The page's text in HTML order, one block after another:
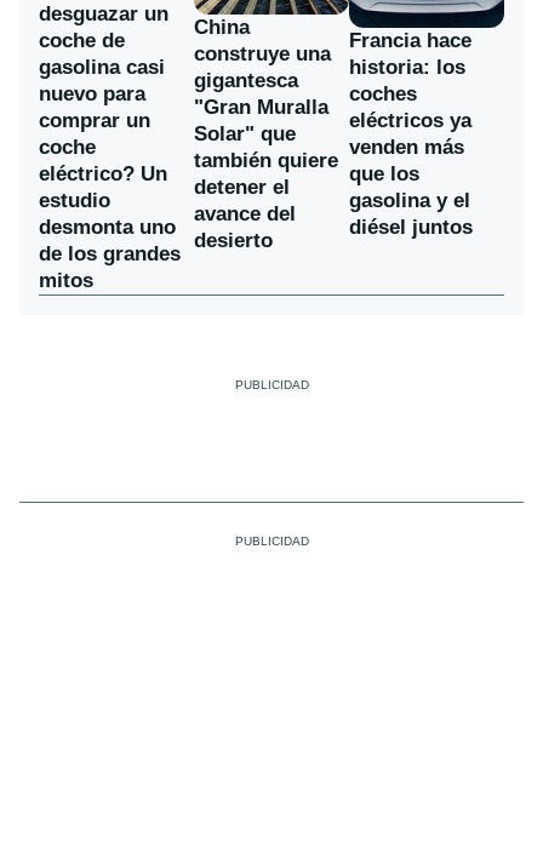
desguazar un
coche de
gasolina casi
nuevo para
comprar un
coche
eléctrico? Un
estudio
desmonta uno
de los grandes
mitos
China
construye una
gigantesca
"Gran Muralla
Solar" que
también quiere
detener el
avance del
desierto
Francia hace
historia: los
coches
eléctricos ya
venden más
que los
gasolina y el
diésel juntos